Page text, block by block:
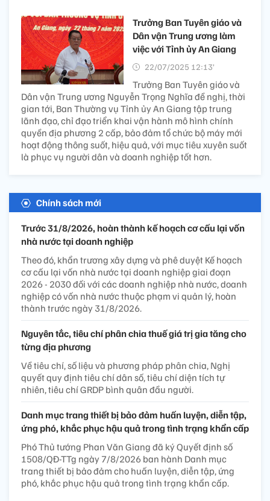
Trưởng Ban Tuyên giáo và
Dân vận Trung ương làm
việc với Tỉnh ủy An Giang​
22/07/2025 12:13’
Trưởng Ban Tuyên giáo và
Dân vận Trung ương Nguyễn Trọng Nghĩa đề nghị, thời
gian tới, Ban Thường vụ Tỉnh ủy An Giang tập trung
lãnh đạo, chỉ đạo triển khai vận hành mô hình chính
quyền địa phương 2 cấp, bảo đảm tổ chức bộ máy mới
hoạt động thông suốt, hiệu quả, với mục tiêu xuyên suốt
là phục vụ người dân và doanh nghiệp tốt hơn.
Chính sách mới
Trước 31/8/2026, hoàn thành kế hoạch cơ cấu lại vốn
nhà nước tại doanh nghiệp
Theo đó, khẩn trương xây dựng và phê duyệt Kế hoạch
cơ cấu lại vốn nhà nước tại doanh nghiệp giai đoạn
2026 - 2030 đối với các doanh nghiệp nhà nước, doanh
nghiệp có vốn nhà nước thuộc phạm vi quản lý, hoàn
thành trước ngày 31/8/2026.
Nguyên tắc, tiêu chí phân chia thuế giá trị gia tăng cho
từng địa phương
Về tiêu chí, số liệu và phương pháp phân chia, Nghị
quyết quy định tiêu chí dân số, tiêu chí diện tích tự
nhiên, tiêu chí GRDP bình quân đầu người.
Danh mục trang thiết bị bảo đảm huấn luyện, diễn tập,
ứng phó, khắc phục hậu quả trong tình trạng khẩn cấp
Phó Thủ tướng Phan Văn Giang đã ký Quyết định số
1508/QĐ-TTg ngày 7/8/2026 ban hành Danh mục
trang thiết bị bảo đảm cho huấn luyện, diễn tập, ứng
phó, khắc phục hậu quả trong tình trạng khẩn cấp.